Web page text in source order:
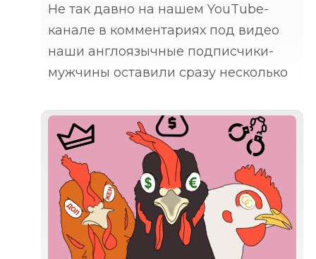
Не так давно на нашем YouTube-
канале в комментариях под видео
наши англоязычные подписчики-
мужчины оставили сразу несколько
наконец-то в качестве примера я
привела и женские ошибки тоже, а
то все время делюсь только
историями